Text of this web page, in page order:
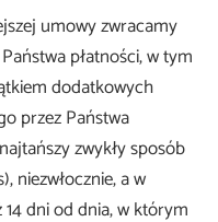
umowy zwracamy
płatności, w tym
dodatkowych
przez Państwa
zwykły sposób
niezwłocznie, a w
dni od dnia, w którym